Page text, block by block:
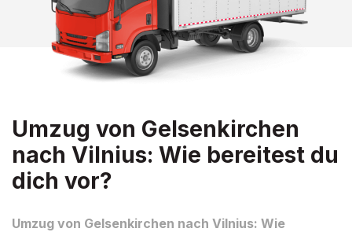
Umzug von Gelsenkirchen
nach Vilnius: Wie bereitest du
dich vor?
Umzug von Gelsenkirchen nach Vilnius: Wie